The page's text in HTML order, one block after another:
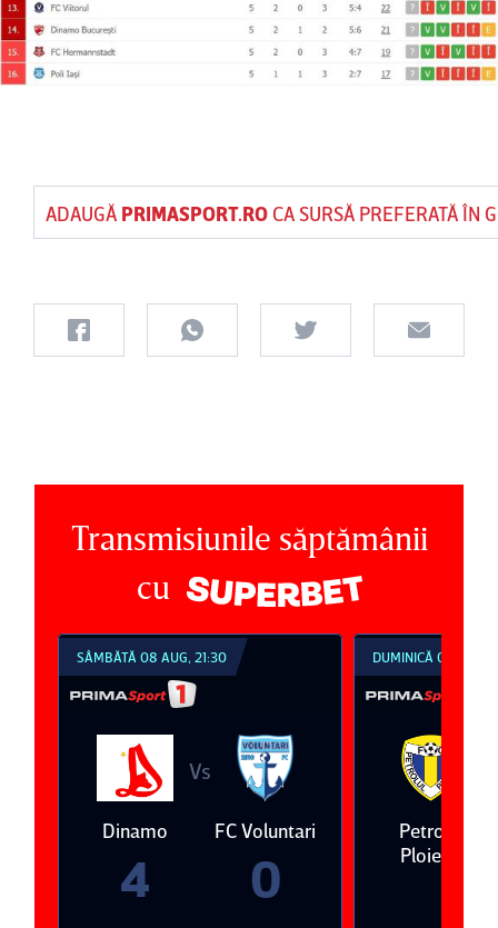
ADAUGĂ PRIMASPORT.ROCA SURSĂ PREFERATĂ ÎN
Transmisiunile săptămânii
cu
DUMINICĂ 09 AUG, 18:30
Petrolul
Vs
Oţelul Galaţi
DUMINICĂ 09 AUG,
Universitatea
Craiova